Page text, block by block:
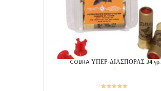
COBRA ΥΠΕΡ-ΔΙΑΣΠΟΡΑΣ 34 γρ.